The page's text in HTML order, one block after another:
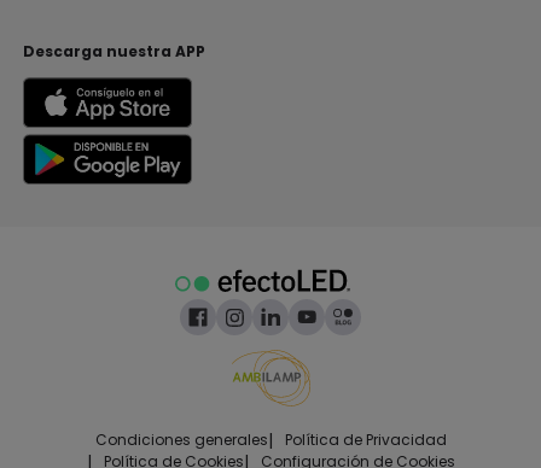
Descarga nuestra APP
Condiciones generales| Política de Privacidad
| Política de Cookies| Configuración de Cookies